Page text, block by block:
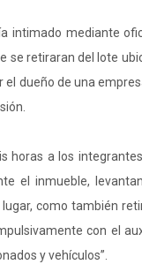
intimado mediante
se retiraran del lote
dueño de una
horas a los
el inmueble,
como también
con el
y vehículos”.